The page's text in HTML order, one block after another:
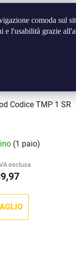
comoda sul
e l'usabilità grazie
Codice TMP 1 SR
(1 paio)
esclusa